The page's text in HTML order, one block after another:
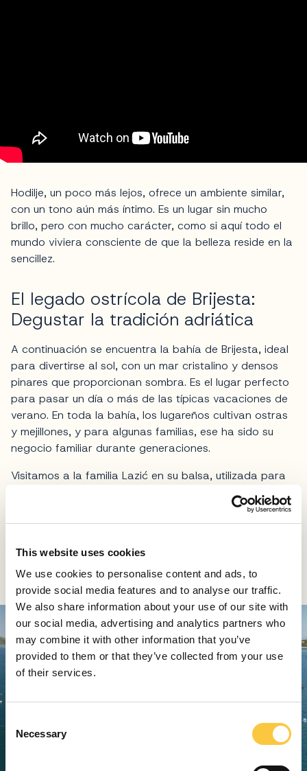
This website uses cookies
We use cookies to personalise content and ads, to
provide social media features and to analyse our traffic.
We also share information about your use of our site with
our social media, advertising and analytics partners who
may combine it with other information that you’ve
provided to them or that they’ve collected from your use
of their services.
Necessary
Hodilje, un poco más lejos, ofrece un ambiente similar,
con un tono aún más íntimo. Es un lugar sin mucho
brillo, pero con mucho carácter, como si aquí todo el
mundo viviera consciente de que la belleza reside en la
sencillez.
El legado ostrícola de Brijesta:
Degustar la tradición adriática
A continuación se encuentra la bahía de Brijesta, ideal
para divertirse al sol, con un mar cristalino y densos
pinares que proporcionan sombra. Es el lugar perfecto
para pasar un día o más de las típicas vacaciones de
verano. En toda la bahía, los lugareños cultivan ostras
y mejillones, y para algunas familias, ese ha sido su
negocio familiar durante generaciones.
Visitamos a la familia Lazić en su balsa, utilizada para
controlar las ostras y la cosecha, y nos contaron que
ese trabajo les mantenía ocupados todo el año, y que
estaban preocupados por el aumento de la
bienvenida incluso a los visitantes no anunciados como
nosotros, para un aperitivo de marisco súper fresco.